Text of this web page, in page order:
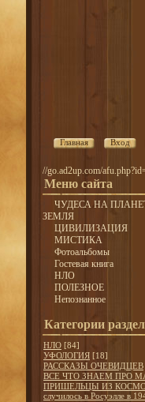
Главная Вход
//go.ad2up.com/
Меню сайта
ЧУДЕСА НА
ЗЕМЛЯ
ЦИВИЛИЗАЦИЯ
МИСТИКА
Фотоальбомы
Гостевая книга
НЛО
ПОЛЕЗНОЕ
Непознанное
Категории
НЛО [84]
УФОЛОГИЯ [18]
РАССКАЗЫ ОЧЕВИДЦЕВ
ВСЕ ЧТО ЗНАЕМ ПРО
ПРИШЕЛЬЦЫ ИЗ
случилось в Росуэлле в